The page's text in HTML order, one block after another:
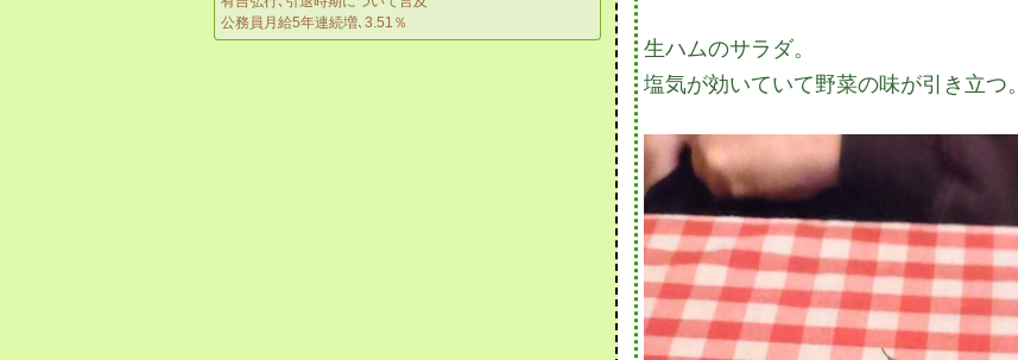
公務員月給5年連続増､3.51％
生ハムのサラダ。
塩気が効いていて野菜の味が引き立つ。